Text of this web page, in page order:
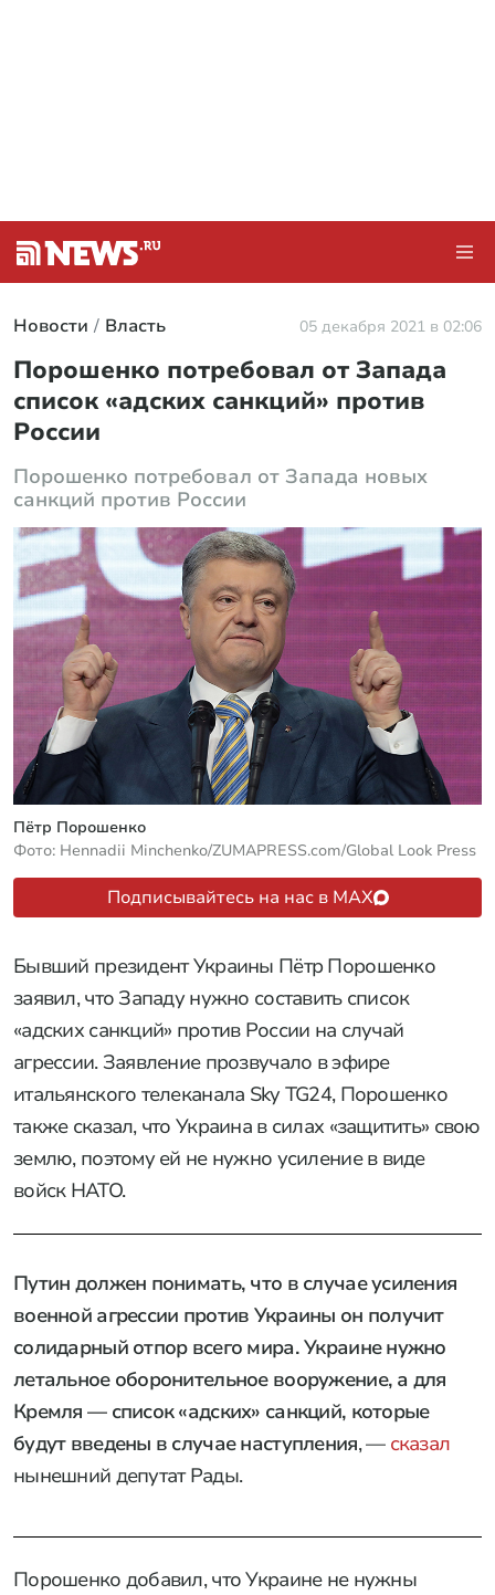
Новости Власть 05 декабря 2021 в 02:06
Порошенко потребовал от Запада
список «адских санкций» против
России
Порошенко потребовал от Запада новых
санкций против России
Пётр Порошенко
Фото: Hennadii Minchenko/ZUMAPRESS.com/Global Look Press
Подписывайтесь на нас в MAX
Бывший президент Украины Пётр Порошенко
заявил, что Западу нужно составить список
«адских санкций» против России на случай
агрессии. Заявление прозвучало в эфире
итальянского телеканала Sky TG24, Порошенко
также сказал, что Украина в силах «защитить» свою
землю, поэтому ей не нужно усиление в виде
войск НАТО.
Путин должен понимать, что в случае усиления
военной агрессии против Украины он получит
солидарный отпор всего мира. Украине нужно
летальное оборонительное вооружение, а для
Кремля — список «адских» санкций, которые
будут введены в случае наступления, — сказал
нынешний депутат Рады.
Порошенко добавил, что Украине не нужны